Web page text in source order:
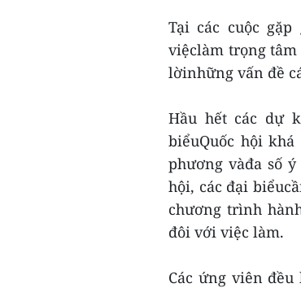
Tại các cuộc
việclàm trọng
lờinhững vấn đề
Hầu hết các dự
biểuQuốc hội
phương vàđa số
hội, các đại
chương trình
đôi với việc làm.
Các ứng viên